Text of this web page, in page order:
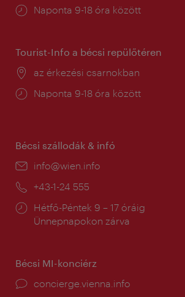
Nyitva
Naponta 9-18 óra között
Tourist-Info a bécsi repülőtéren
Helyszín:
az érkezési csarnokban
Nyitva
Naponta 9-18 óra között
Bécsi szállodák & infó
E-
info@wien.info
Telefon:
+43-1-24 555
Nyitva
tartás:
Hétfő-Péntek 9 – 17 óráig
Ünnepnapokon zárva
Bécsi MI-konciérz
concierge.vienna.info